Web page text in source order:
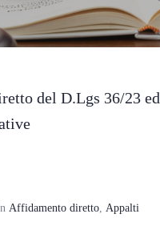
del D.Lgs 36/23 ed
Affidamento diretto Appalti